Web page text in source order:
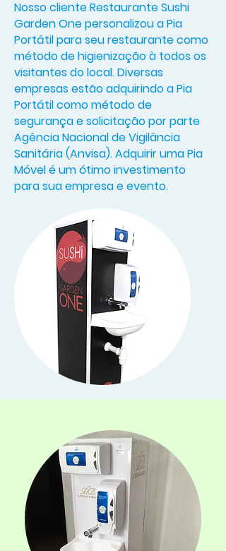
Nosso cliente Restaurante Sushi
Garden One personalizou a Pia
Portátil para seu restaurante como
método de higienização à todos os
visitantes do local. Diversas
empresas estão adquirindo a Pia
Portátil como método de
segurança e solicitação por parte
Agência Nacional de Vigilância
Sanitária (Anvisa). Adquirir uma Pia
Móvel é um ótimo investimento
para sua empresa e evento.